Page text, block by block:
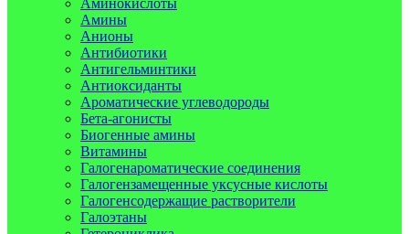
Аминокислоты
Амины
Анионы
Антибиотики
Антигельминтики
Антиоксиданты
Ароматические углеводороды
Бета-агонисты
Биогенные амины
Витамины
Галогенароматические соединения
Галогензамещенные уксусные кислоты
Галогенсодержащие растворители
Галоэтаны